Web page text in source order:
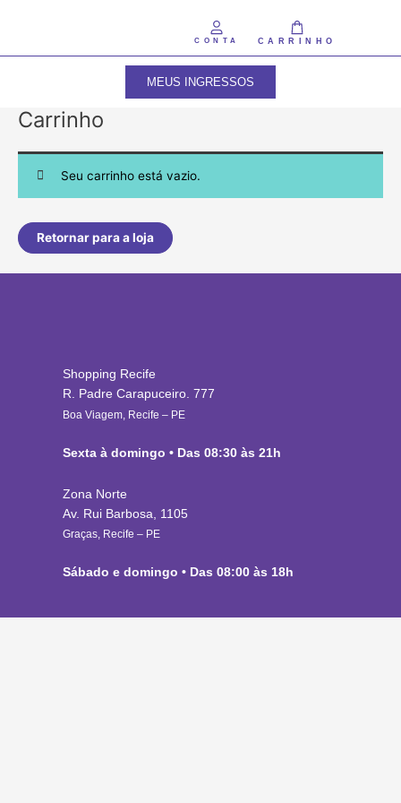
CONTA CARRINHO
MEUS INGRESSOS
Carrinho
Seu carrinho está vazio.
Retornar para a loja
Shopping Recife
R. Padre Carapuceiro. 777
Boa Viagem, Recife – PE
Sexta à domingo • Das 08:30 às 21h
Zona Norte
Av. Rui Barbosa, 1105
Graças, Recife – PE
Sábado e domingo • Das 08:00 às 18h